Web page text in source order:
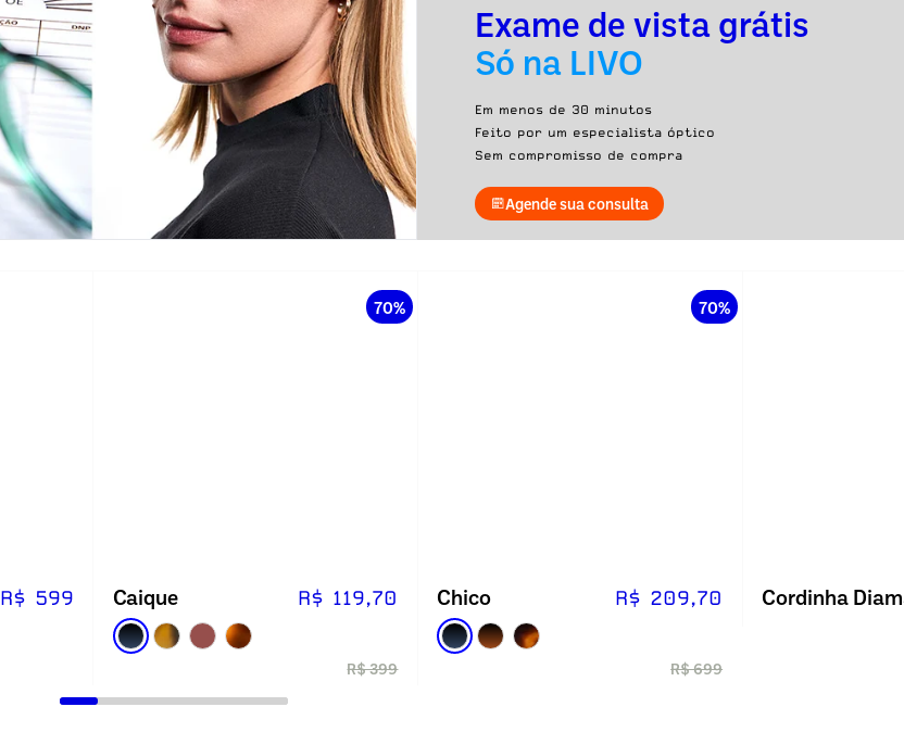
Exame de vista grátis
Só na LIVO
Em menos de 30 minutos
Feito por um especialista óptico
Sem compromisso de compra
Agende sua consulta
R$ 599
70%
Caique R$ 119,70
R$ 399
70%
Chico R$ 209,70
R$ 699